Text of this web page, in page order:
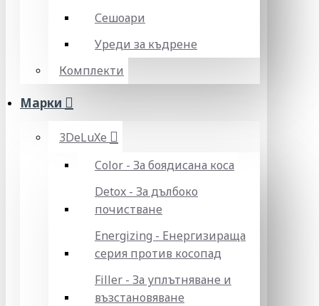
Сешоари
Уреди за къдрене
Комплекти
Марки
3DeLuXe
Color - За боядисана коса
Detox - За дълбоко
почистване
Energizing - Енергизираща
серия против косопад
Filler - За уплътняване и
възстановяване